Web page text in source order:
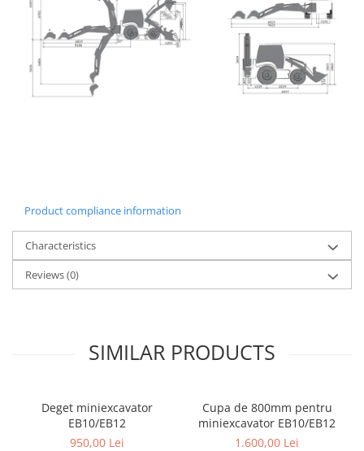
Product compliance information
Characteristics
Reviews(0)
SIMILAR PRODUCTS
Deget miniexcavator
EB10/EB12
950,00 Lei
Cupa de 800mm pentru
miniexcavator EB10/EB12
1.600,00 Lei